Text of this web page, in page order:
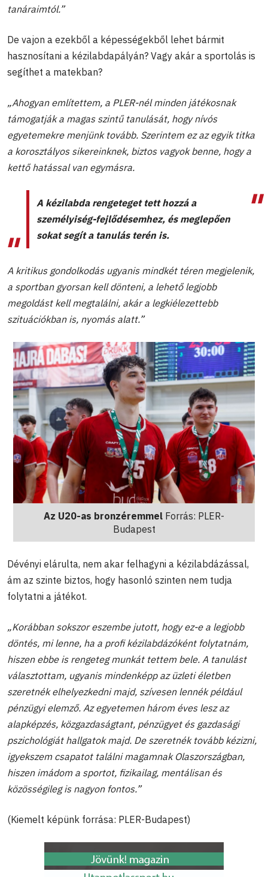
tanáraimtól.”
De vajon a ezekből a képességekből lehet bármit
hasznosítani a kézilabdapályán? Vagy akár a sportolás is
segíthet a matekban?
„Ahogyan említettem, a PLER-nél minden játékosnak
támogatják a magas szintű tanulását, hogy nívós
egyetemekre menjünk tovább. Szerintem ez az egyik titka
a korosztályos sikereinknek, biztos vagyok benne, hogy a
kettő hatással van egymásra.
A kézilabda rengeteget tett hozzá a
személyiség-fejlődésemhez, és meglepően
sokat segít a tanulás terén is.
A kritikus gondolkodás ugyanis mindkét téren megjelenik,
a sportban gyorsan kell dönteni, a lehető legjobb
megoldást kell megtalálni, akár a legkiélezettebb
szituációkban is, nyomás alatt.”
Az U20-as bronzéremmel Forrás: PLER-
Budapest
Dévényi elárulta, nem akar felhagyni a kézilabdázással,
ám az szinte biztos, hogy hasonló szinten nem tudja
folytatni a játékot.
„Korábban sokszor eszembe jutott, hogy ez-e a legjobb
döntés, mi lenne, ha a profi kézilabdázóként folytatnám,
hiszen ebbe is rengeteg munkát tettem bele. A tanulást
választottam, ugyanis mindenképp az üzleti életben
szeretnék elhelyezkedni majd, szívesen lennék például
pénzügyi elemző. Az egyetemen három éves lesz az
alapképzés, közgazdaságtant, pénzügyet és gazdasági
pszichológiát hallgatok majd. De szeretnék tovább kézizni,
igyekszem csapatot találni magamnak Olaszországban,
hiszen imádom a sportot, fizikailag, mentálisan és
közösségileg is nagyon fontos.”
(Kiemelt képünk forrása: PLER-Budapest)